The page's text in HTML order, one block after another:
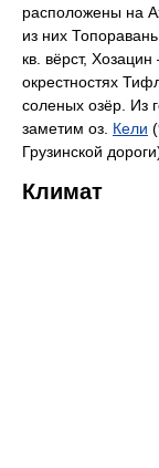
расположены на
из них
кв. вёрст,
окрестностях
соленых озёр. Из
заметим оз. Кели
Грузинской
Климат